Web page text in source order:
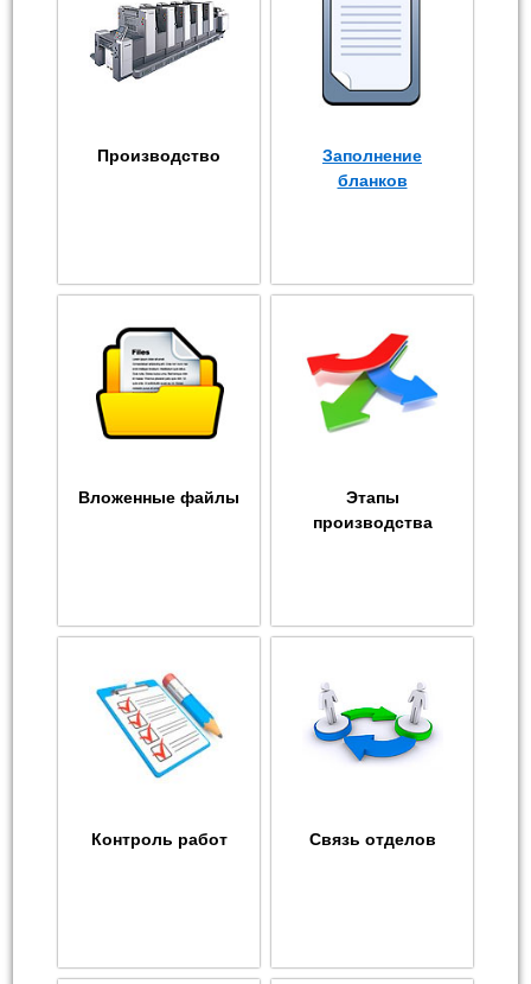
Производство
Заполнение
бланков
Вложенные файлы
Этапы
производства
Контроль работ Связь отделов